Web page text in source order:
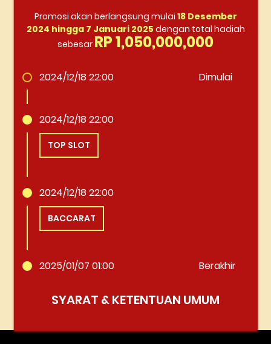
Promosi akan berlangsung mulai 18 Desember
2024 hingga 7 Januari 2025 dengan total hadiah
sebesar RP 1,050,000,000
2024/12/18 22:00 Dimulai
2024/12/18 22:00
TOP SLOT
2024/12/18 22:00
BACCARAT
2025/01/07 01:00 Berakhir
SYARAT & KETENTUAN UMUM